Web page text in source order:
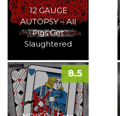
12 GAUGE
AUTOPSY – All
Pigs Get
Slaughtered
8.5